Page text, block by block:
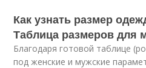
Как узнать размер
Таблица размеров для
Благодаря готовой таблице
под женские и мужские